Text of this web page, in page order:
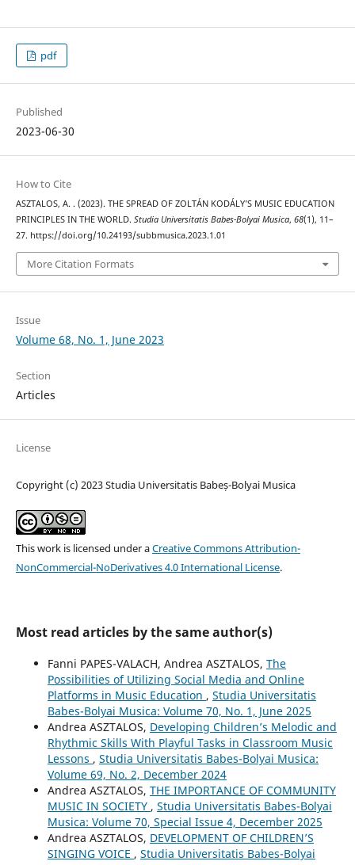
pdf
Published
2023-06-30
How to Cite
ASZTALOS, A. . (2023). THE SPREAD OF ZOLTÁN KODÁLY’S MUSIC EDUCATION
PRINCIPLES IN THE WORLD. Studia Universitatis Babes-Bolyai Musica, 68(1), 11–
27. https://doi.org/10.24193/subbmusica.2023.1.01
More Citation Formats
Issue
Volume 68, No. 1, June 2023
Section
Articles
License
Copyright (c) 2023 Studia Universitatis Babeș-Bolyai Musica
This work is licensed under aCreative Commons Attribution-
NonCommercial-NoDerivatives 4.0 International License.
Most read articles by the same author(s)
Fanni PAPES-VALACH, Andrea ASZTALOS, The
Possibilities of Utilizing Social Media and Online
Platforms in Music Education , Studia Universitatis
Babes-Bolyai Musica: Volume 70, No. 1, June 2025
Andrea ASZTALOS, Developing Children’s Melodic and
Rhythmic Skills With Playful Tasks in Classroom Music
Lessons , Studia Universitatis Babes-Bolyai Musica:
Volume 69, No. 2, December 2024
Andrea ASZTALOS, THE IMPORTANCE OF COMMUNITY
MUSIC IN SOCIETY , Studia Universitatis Babes-Bolyai
Musica: Volume 70, Special Issue 4, December 2025
Andrea ASZTALOS, DEVELOPMENT OF CHILDREN’S
SINGING VOICE , Studia Universitatis Babes-Bolyai